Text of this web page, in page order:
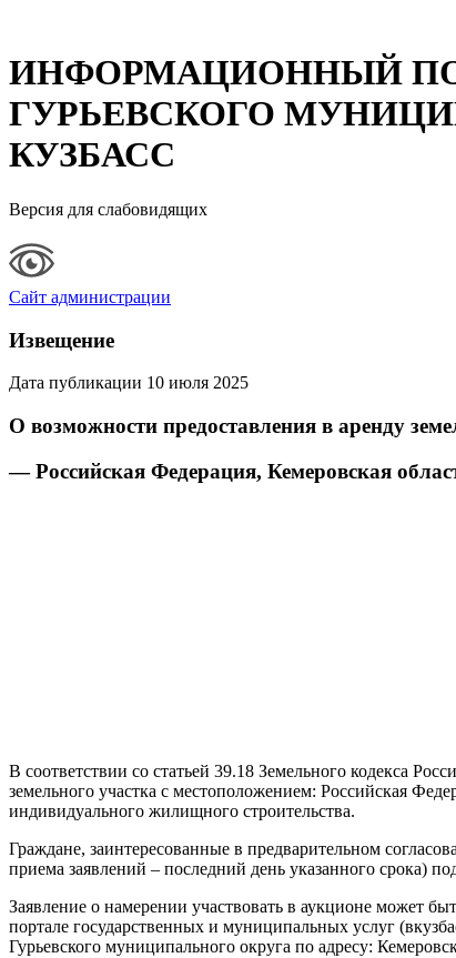
ИНФОРМАЦИОННЫЙ
ГУРЬЕВСКОГО
КУЗБАСС
Версия для слабовидящих
Сайт администрации
Извещение
Дата публикации 10 июля 2025
О возможности предоставления в аренду
— Российская Федерация, Кемеровская
В соответствии со статьей 39.18 Земельного кодекса
земельного участка с местоположением: Российская
индивидуального жилищного строительства.
Граждане, заинтересованные в предварительном
приема заявлений – последний день указанного срока)
Заявление о намерении участвовать в аукционе может
портале государственных и муниципальных услуг
Гурьевского муниципального округа по адресу: